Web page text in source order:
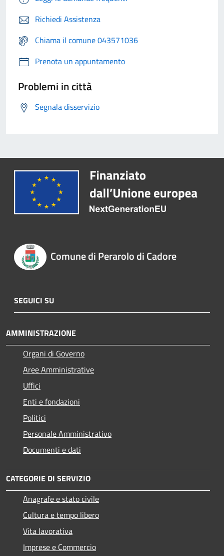
Richiedi Assistenza
Chiama il comune 043571036
Prenota un appuntamento
Problemi in città
Segnala disservizio
Comune di Perarolo di Cadore
SEGUICI SU
AMMINISTRAZIONE
Organi di Governo
Aree Amministrative
Uffici
Enti e fondazioni
Politici
Personale Amministrativo
Documenti e dati
CATEGORIE DI SERVIZIO
Anagrafe e stato civile
Cultura e tempo libero
Vita lavorativa
Imprese e Commercio